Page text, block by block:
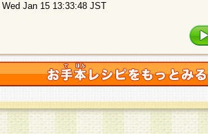
Wed Jan 15 13:33:48 JST